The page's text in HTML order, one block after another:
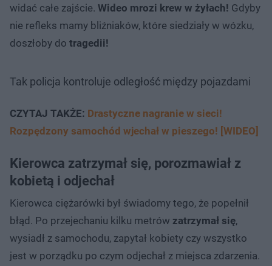
widać całe zajście. Wideo mrozi krew w żyłach! Gdyby
nie refleks mamy bliźniaków, które siedziały w wózku,
doszłoby do tragedii!
Tak policja kontroluje odległość między pojazdami
CZYTAJ TAKŻE: Drastyczne nagranie w sieci!
Rozpędzony samochód wjechał w pieszego! [WIDEO]
Kierowca zatrzymał się, porozmawiał z
kobietą i odjechał
Kierowca ciężarówki był świadomy tego, że popełnił
błąd. Po przejechaniu kilku metrów zatrzymał się,
wysiadł z samochodu, zapytał kobiety czy wszystko
jest w porządku po czym odjechał z miejsca zdarzenia.